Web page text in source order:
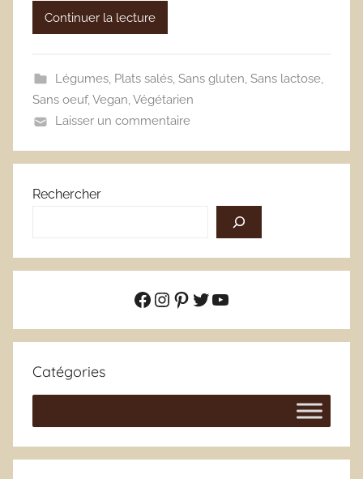
Continuer la lecture
Légumes, Plats salés, Sans gluten, Sans lactose,
Sans oeuf,Vegan,Végétarien
Laisser un commentaire
Rechercher
Facebook
Instagram
Pinterest
Twitter
YouTube
Catégories